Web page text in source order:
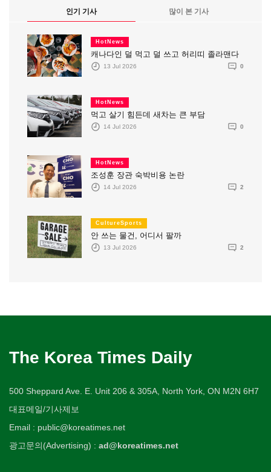
인기 기사 많이 본 기사
HotNews
캐나다인 덜 먹고 덜 쓰고 허리띠 졸라맨다
13 Jul 2026 0
HotNews
먹고 살기 힘든데 새차는 큰 부담
14 Jul 2026 0
HotNews
조성훈 장관 숙박비용 논란
14 Jul 2026 2
CultureSports
안 쓰는 물건, 어디서 팔까
13 Jul 2026 2
The Korea Times Daily
500 Sheppard Ave. E. Unit 206 & 305A, North York, ON M2N 6H7
대표메일/기사제보
Email : public@koreatimes.net
광고문의(Advertising) : ad@koreatimes.net